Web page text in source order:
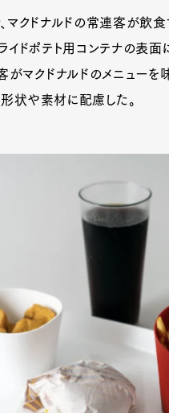
マクドナルドの常連客が飲食
イドポテト用コンテナの表
がマクドナルドのメニュー
状や素材に配慮した。